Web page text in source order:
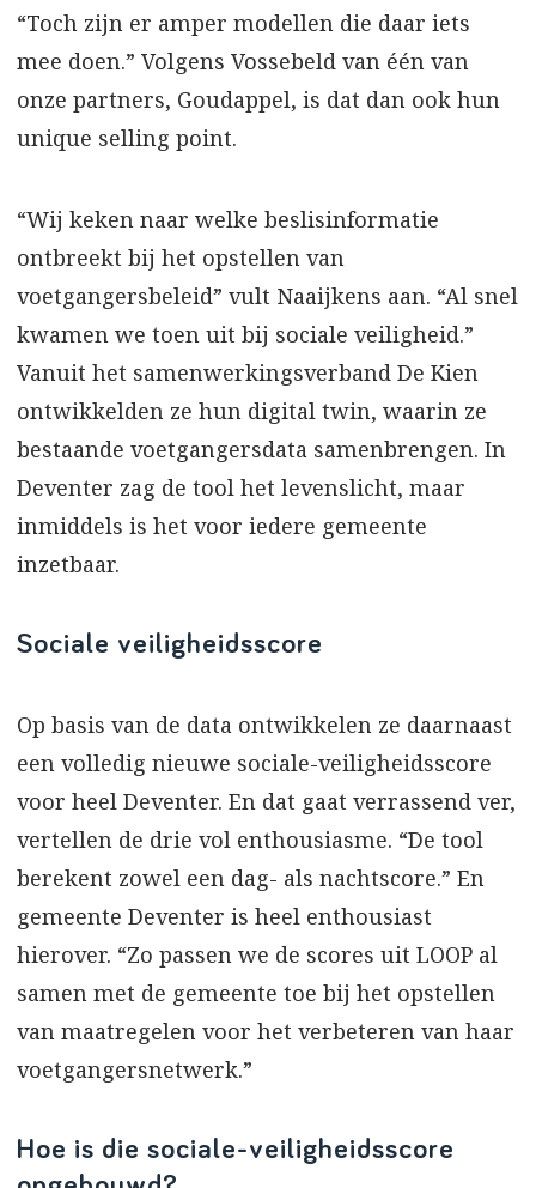
“Toch zijn er amper modellen die daar iets
mee doen.” Volgens Vossebeld van één van
onze partners, Goudappel, is dat dan ook hun
unique selling point.
“Wij keken naar welke beslisinformatie
ontbreekt bij het opstellen van
voetgangersbeleid” vult Naaijkens aan. “Al snel
kwamen we toen uit bij sociale veiligheid.”
Vanuit het samenwerkingsverband De Kien
ontwikkelden ze hun digital twin, waarin ze
bestaande voetgangersdata samenbrengen. In
Deventer zag de tool het levenslicht, maar
inmiddels is het voor iedere gemeente
inzetbaar.
Sociale veiligheidsscore
Op basis van de data ontwikkelen ze daarnaast
een volledig nieuwe sociale-veiligheidsscore
voor heel Deventer. En dat gaat verrassend ver,
vertellen de drie vol enthousiasme. “De tool
berekent zowel een dag- als nachtscore.” En
gemeente Deventer is heel enthousiast
hierover. “Zo passen we de scores uit LOOP al
samen met de gemeente toe bij het opstellen
van maatregelen voor het verbeteren van haar
voetgangersnetwerk.”
Hoe is die sociale-veiligheidsscore